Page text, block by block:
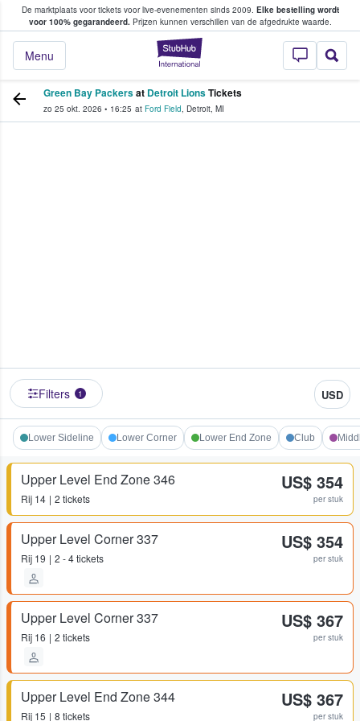
De marktplaats voor tickets voor live-evenementen sinds 2009. Elke bestelling wordt
voor 100% gegarandeerd.Prijzen kunnen verschillen van de afgedrukte waarde.
StubHub: waar
Menu
tickets kopen en verkopen
Green Bay Packersat Detroit LionsTickets
zo 25 okt. 2026 • 16:25 at Ford Field, Detroit, MI
Filters 1 USD
Lower Sideline Lower Corner Lower End Zone Club
Upper Level End Zone 346
Rij 14 2 tickets
US$ 354
per stuk
Upper Level Corner 337
Rij 19 2 - 4 tickets
US$ 354
per stuk
Upper Level Corner 337
Rij 16 2 tickets
US$ 367
per stuk
Upper Level End Zone 344
Rij 15 8 tickets
US$ 367
per stuk